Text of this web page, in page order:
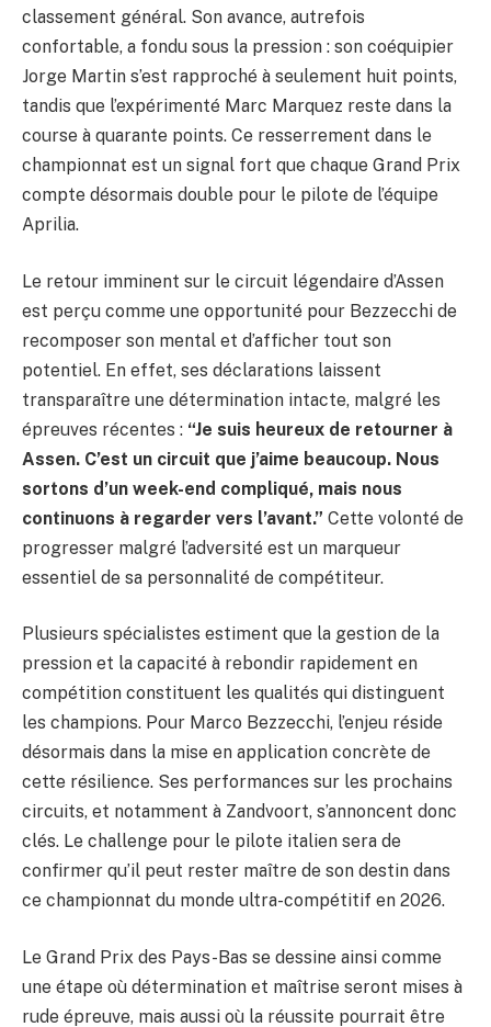
classement général. Son avance, autrefois
confortable, a fondu sous la pression : son coéquipier
Jorge Martin s’est rapproché à seulement huit points,
tandis que l’expérimenté Marc Marquez reste dans la
course à quarante points. Ce resserrement dans le
championnat est un signal fort que chaque Grand Prix
compte désormais double pour le pilote de l’équipe
Aprilia.
Le retour imminent sur le circuit légendaire d’Assen
est perçu comme une opportunité pour Bezzecchi de
recomposer son mental et d’afficher tout son
potentiel. En effet, ses déclarations laissent
transparaître une détermination intacte, malgré les
épreuves récentes : “Je suis heureux de retourner à
Assen. C’est un circuit que j’aime beaucoup. Nous
sortons d’un week-end compliqué, mais nous
continuons à regarder vers l’avant.” Cette volonté de
progresser malgré l’adversité est un marqueur
essentiel de sa personnalité de compétiteur.
Plusieurs spécialistes estiment que la gestion de la
pression et la capacité à rebondir rapidement en
compétition constituent les qualités qui distinguent
les champions. Pour Marco Bezzecchi, l’enjeu réside
désormais dans la mise en application concrète de
cette résilience. Ses performances sur les prochains
circuits, et notamment à Zandvoort, s’annoncent donc
clés. Le challenge pour le pilote italien sera de
confirmer qu’il peut rester maître de son destin dans
ce championnat du monde ultra-compétitif en 2026.
Le Grand Prix des Pays-Bas se dessine ainsi comme
une étape où détermination et maîtrise seront mises à
rude épreuve, mais aussi où la réussite pourrait être